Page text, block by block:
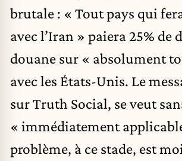
brutale : « Tout pays qui
avec l’Iran » paiera 25% de
douane sur « absolument
avec les États-Unis. Le
sur Truth Social, se veut
« immédiatement
problème, à ce stade, est